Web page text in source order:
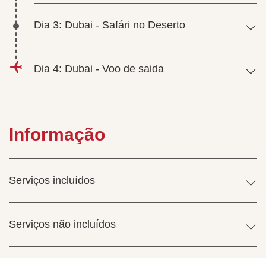
Dia 3: Dubai - Safári no Deserto
Dia 4: Dubai - Voo de saida
Informação
Serviços incluídos
Serviços não incluídos